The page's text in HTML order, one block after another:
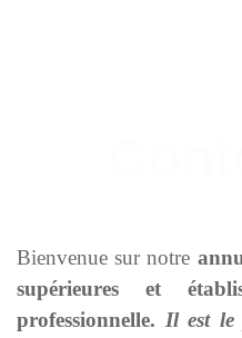
Bienvenue sur notre
supérieures et
professionnelle. Il est le